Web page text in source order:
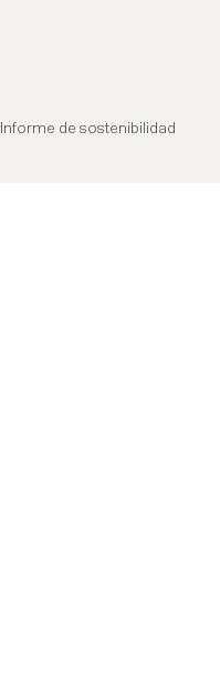
Informe de sostenibilidad